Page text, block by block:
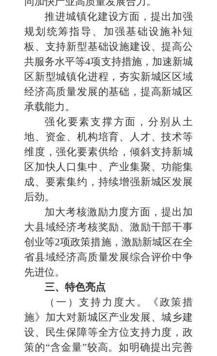
推进城镇化建设方面，提出加强
规划统筹指导、加强基础设施补短
板、支持新型基础设施建设、提高公
共服务水平等4项支持措施，加速新城
区新型城镇化进程，夯实新城区区域
经济高质量发展的基础，提高新城区
承载能力。
强化要素支撑方面，分别从土
地、资金、机构培育、人才、技术等
维度，强化要素供给，倾斜支持新城
区加快人口集中、产业集聚、功能集
成、要素集约，持续增强新城区发展
后劲。
加大考核激励力度方面，提出加
大县域经济考核奖励、激励干部干事
创业等2项政策措施，激励新城区在全
省县域经济高质量发展综合评价中争
先进位。
三、特色亮点
（一）支持力度大。《政策措
施》加大对新城区产业发展、城乡建
设、民生保障等全方位支持力度，政
策的“含金量”较高。如明确提出完善